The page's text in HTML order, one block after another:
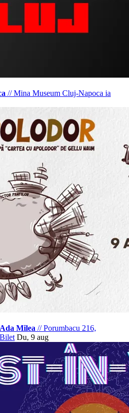
//Mina Museum Cluj-Napoca ia
Ada Milea //Porumbacu 216,
Du, 9 aug